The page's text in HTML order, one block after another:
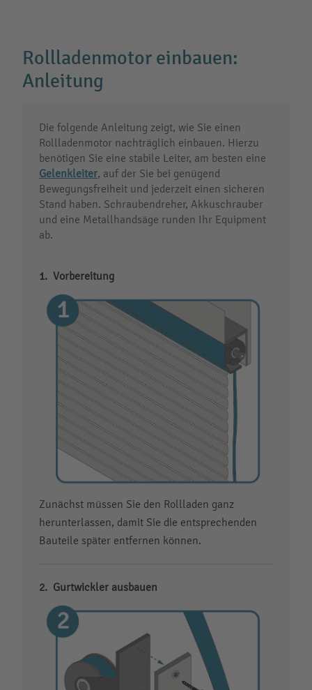
Rollladenmotor einbauen:
Anleitung
Die folgende Anleitung zeigt, wie Sie einen
Rollladenmotor nachträglich einbauen. Hierzu
benötigen Sie eine stabile Leiter, am besten eine
Gelenkleiter, auf der Sie bei genügend
Bewegungsfreiheit und jederzeit einen sicheren
Stand haben. Schraubendreher, Akkuschrauber
und eine Metallhandsäge runden Ihr Equipment
ab.
Vorbereitung
Zunächst müssen Sie den Rollladen ganz
herunterlassen, damit Sie die entsprechenden
Bauteile später entfernen können.
Gurtwickler ausbauen